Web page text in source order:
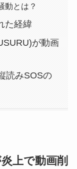
動とは？
た経緯
が動画
読みSOSの
上で動画削